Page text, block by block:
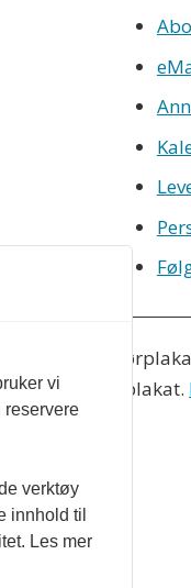
etter
Vær Varsom-plakat.
vi
reservere
verktøy
innhold til
Les mer